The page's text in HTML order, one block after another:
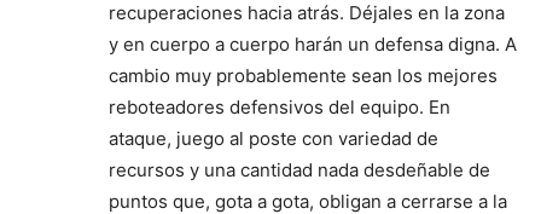
recuperaciones hacia atrás. Déjales en la zona
y en cuerpo a cuerpo harán un defensa digna. A
cambio muy probablemente sean los mejores
reboteadores defensivos del equipo. En
ataque, juego al poste con variedad de
recursos y una cantidad nada desdeñable de
puntos que, gota a gota, obligan a cerrarse a la